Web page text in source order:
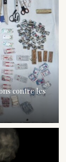
contre les